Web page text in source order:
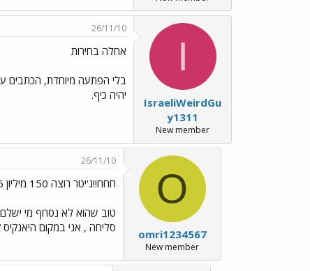
I
IsraeliWeirdGu
y1311
New member
26/11/10
אחלה בחירות
בלי הפתעה מיוחדת, הכתבים
יהיה כיף.
O
omri1234567
New member
26/11/10
חחח!!ג'יטר רוצה 150 מיליון 6 שנים,חייייי בסרט
סליחה , אני במקום